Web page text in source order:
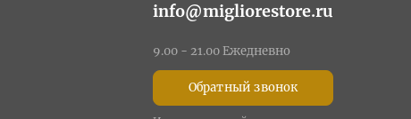
info@migliorestore.ru
9.00 - 21.00 Ежедневно
Обратный звонок